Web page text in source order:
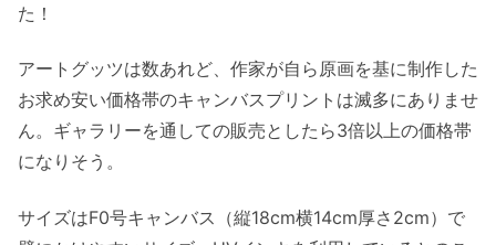
た！
アートグッツは数あれど、作家が自ら原画を基に制作した
お求め安い価格帯のキャンバスプリントは滅多にありませ
ん。ギャラリーを通しての販売としたら3倍以上の価格帯
になりそう。
サイズはF0号キャンバス（縦18cm横14cm厚さ2cm）で